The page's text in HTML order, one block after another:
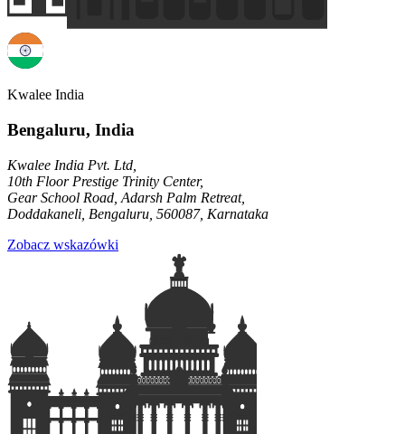
Kwalee India
Bengaluru, India
Kwalee India Pvt. Ltd,
10th Floor Prestige Trinity Center,
Gear School Road, Adarsh Palm Retreat,
Doddakaneli, Bengaluru, 560087, Karnataka
Zobacz wskazówki